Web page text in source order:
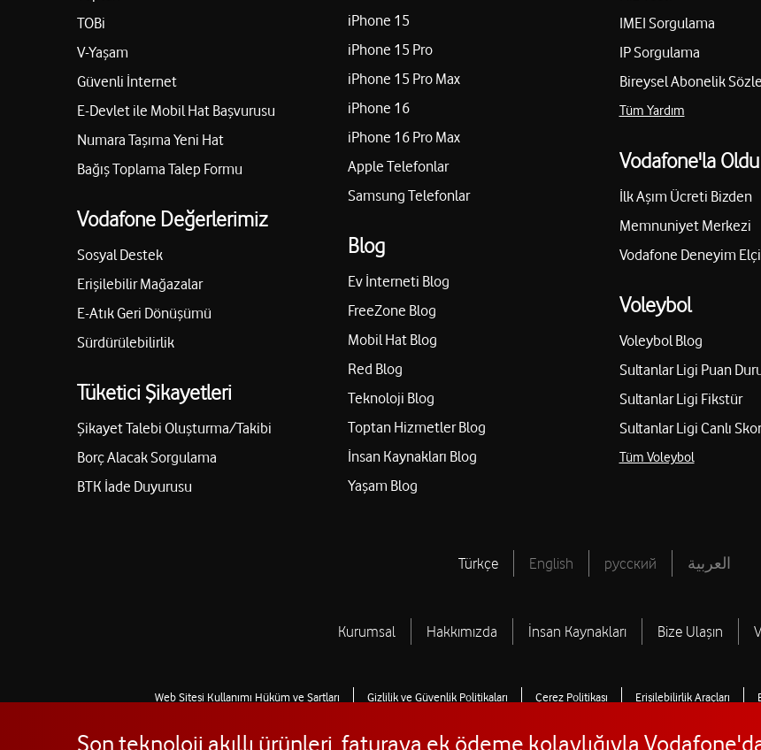
Son teknoloji akıllı ürünleri, faturaya ek ödeme kolaylığıyla
TOBi
V-Yaşam
Güvenli İnternet
E-Devlet ile Mobil Hat Başvurusu
Numara Taşıma Yeni Hat
Bağış Toplama Talep Formu
Vodafone Değerlerimiz
Sosyal Destek
Erişilebilir Mağazalar
E-Atık Geri Dönüşümü
Sürdürülebilirlik
Tüketici Şikayetleri
Şikayet Talebi Oluşturma/Takibi
Borç Alacak Sorgulama
BTK İade Duyurusu
iPhone 15
iPhone 15 Pro
iPhone 15 Pro Max
iPhone 16
iPhone 16 Pro Max
Apple Telefonlar
Samsung Telefonlar
Blog
Ev İnterneti Blog
FreeZone Blog
Mobil Hat Blog
Red Blog
Teknoloji Blog
Toptan Hizmetler Blog
İnsan Kaynakları Blog
Yaşam Blog
IMEI Sorgulama
IP Sorgulama
Bireysel Abonelik
Tüm Yardım
Vodafone'la
İlk Aşım Ücreti Bizden
Memnuniyet Merkezi
Vodafone Deneyim
Voleybol
Voleybol Blog
Sultanlar Ligi Puan
Sultanlar Ligi Fikstür
Sultanlar Ligi Canlı Skor
Tüm Voleybol
Türkçe English русский العربية
Kurumsal Hakkımızda İnsan Kaynakları Bize Ulaşın
Web Sitesi Kullanımı Hüküm ve Şartları Gizlilik ve Güvenlik Politikaları Çerez Politikası Erişilebilirlik Araçları